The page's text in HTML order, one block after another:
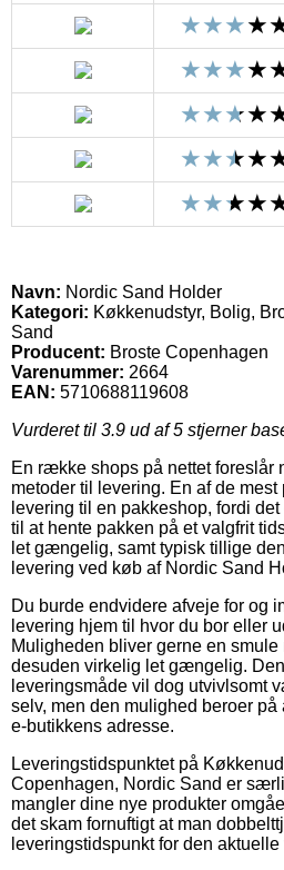
Navn: Nordic Sand Holder
Kategori: Køkkenudstyr, Bolig,
Sand
Producent: Broste Copenhagen
Varenummer: 2664
EAN: 5710688119608
Vurderet til 3.9 ud af 5 stjerner
En række shops på nettet foreslår
metoder til levering. En af de
levering til en pakkeshop, fordi
til at hente pakken på et valgfrit
let gængelig, samt typisk tillige
levering ved køb af Nordic Sand
Du burde endvidere afveje for og
levering hjem til hvor du bor eller
Muligheden bliver gerne en smule
desuden virkelig let gængelig.
leveringsmåde vil dog utvivlsomt
selv, men den mulighed beroer på
e-butikkens adresse.
Leveringstidspunktet på
Copenhagen, Nordic Sand er
mangler dine nye produkter
det skam fornuftigt at man
leveringstidspunkt for den aktuelle